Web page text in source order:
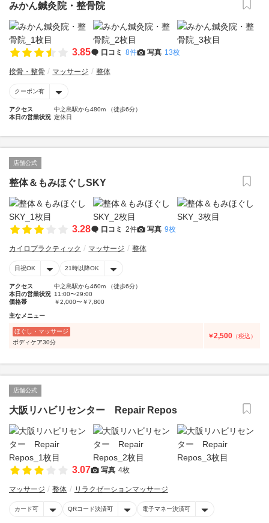
みかん鍼灸院・整骨院
3.85 口コミ 8件 写真 13枚
接骨・整骨 マッサージ 整体
クーポン有
アクセス
中之島駅から480m （徒歩6分）
本日の営業状況 定休日
店舗公式
整体＆もみほぐしSKY
3.28 口コミ 2件 写真 9枚
カイロプラクティック マッサージ 整体
日祝OK 21時以降OK
アクセス
中之島駅から460m （徒歩6分）
本日の営業状況 11:00〜29:00
価格帯
￥2,000〜￥7,800
主なメニュー
ほぐし・マッサージ
ボディケア30分
￥2,500 （税込）
店舗公式
大阪リハビリセンター Repair Repos
3.07 写真 4枚
マッサージ 整体 リラクゼーションマッサージ
カード可 QRコード決済可 電子マネー決済可